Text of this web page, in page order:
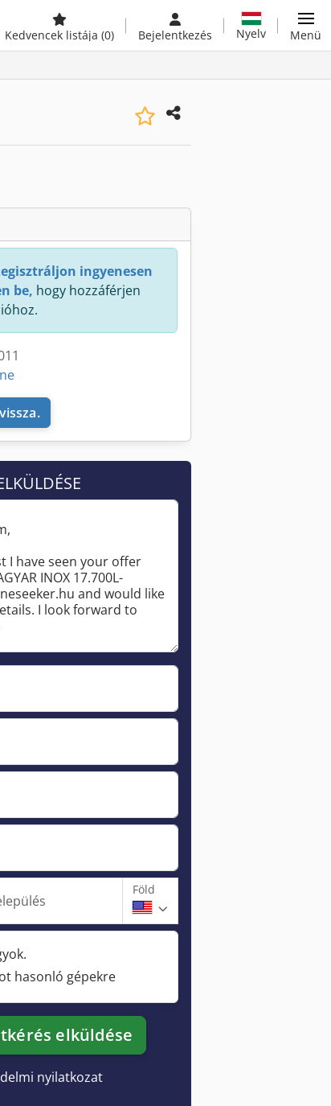
Kedvencek listája (0) Bejelentkezés Nyelv Menü
ingyenesen
be, hogy hozzáférjen
Föld
hasonló gépekre
elküldése
nyilatkozat